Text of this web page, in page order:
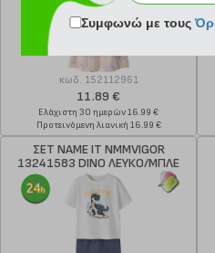
κωδ. 152112961
11.89 €
Ελάχιστη 30 ημερών 16.99 €
Προτεινόμενη λιανική 16.99 €
ΣΕΤ NAME IT NMMVIGOR
13241583 DINO ΛΕΥΚΟ/ΜΠΛΕ
Συμφωνώ με τους